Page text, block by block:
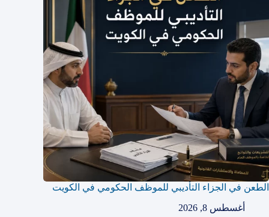
الطعن في الجزاء التأديبي للموظف الحكومي في الكويت
أغسطس 8, 2026